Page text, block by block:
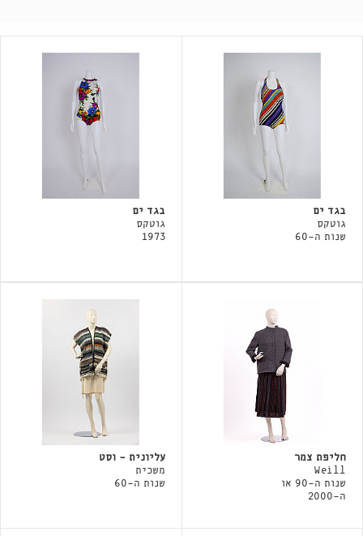
בגד ים
גוטקס
שנות ה-60
בגד ים
גוטקס
1973
חליפת צמר
Weill
שנות ה-90 או
ה-2000
עליונית - וסט
משכית
שנות ה-60